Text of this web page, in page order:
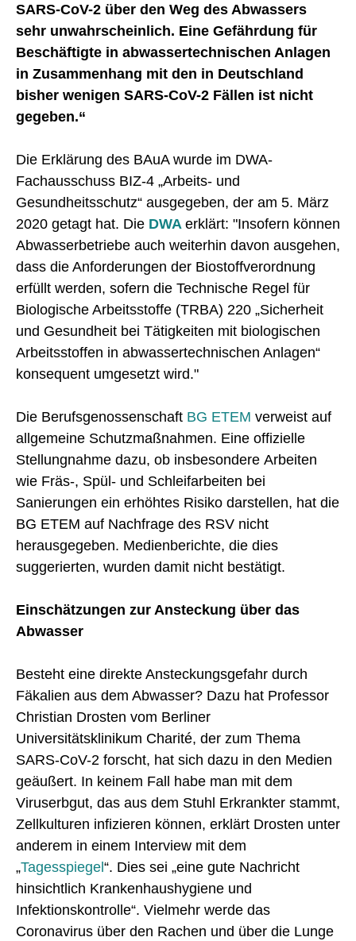
SARS-CoV-2 über den Weg des Abwassers
sehr unwahrscheinlich. Eine Gefährdung für
Beschäftigte in abwassertechnischen Anlagen
in Zusammenhang mit den in Deutschland
bisher wenigen SARS-CoV-2 Fällen ist nicht
gegeben.“
Die Erklärung des BAuA wurde im DWA-
Fachausschuss BIZ-4 „Arbeits- und
Gesundheitsschutz“ ausgegeben, der am 5. März
2020 getagt hat. Die DWA erklärt: "Insofern können
Abwasserbetriebe auch weiterhin davon ausgehen,
dass die Anforderungen der Biostoffverordnung
erfüllt werden, sofern die Technische Regel für
Biologische Arbeitsstoffe (TRBA) 220 „Sicherheit
und Gesundheit bei Tätigkeiten mit biologischen
Arbeitsstoffen in abwassertechnischen Anlagen“
konsequent umgesetzt wird."
Die Berufsgenossenschaft BG ETEM verweist auf
allgemeine Schutzmaßnahmen. Eine offizielle
Stellungnahme dazu, ob insbesondere Arbeiten
wie Fräs-, Spül- und Schleifarbeiten bei
Sanierungen ein erhöhtes Risiko darstellen, hat die
BG ETEM auf Nachfrage des RSV nicht
herausgegeben. Medienberichte, die dies
suggerierten, wurden damit nicht bestätigt.
Einschätzungen zur Ansteckung über das
Abwasser
Besteht eine direkte Ansteckungsgefahr durch
Fäkalien aus dem Abwasser? Dazu hat Professor
Christian Drosten vom Berliner
Universitätsklinikum Charité, der zum Thema
SARS-CoV-2 forscht, hat sich dazu in den Medien
geäußert. In keinem Fall habe man mit dem
Viruserbgut, das aus dem Stuhl Erkrankter stammt,
Zellkulturen infizieren können, erklärt Drosten unter
anderem in einem Interview mit dem
„Tagesspiegel“. Dies sei „eine gute Nachricht
hinsichtlich Krankenhaushygiene und
Infektionskontrolle“. Vielmehr werde das
Coronavirus über den Rachen und über die Lunge